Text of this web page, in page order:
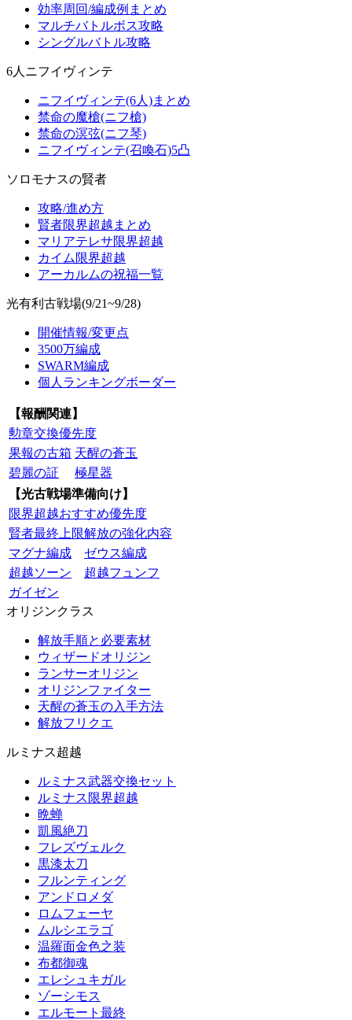
効率周回/編成例まとめ
マルチバトルボス攻略
シングルバトル攻略
6人ニフイヴィンテ
ニフイヴィンテ(6人)まとめ
禁命の魔槍(ニフ槍)
禁命の溟弦(ニフ琴)
ニフイヴィンテ(召喚石)5凸
ソロモナスの賢者
攻略/進め方
賢者限界超越まとめ
マリアテレサ限界超越
カイム限界超越
アーカルムの祝福一覧
光有利古戦場(9/21~9/28)
開催情報/変更点
3500万編成
SWARM編成
個人ランキングボーダー
【報酬関連】
勲章交換優先度
果報の古箱 天醒の蒼玉
碧麗の証
極星器
【光古戦場準備向け】
限界超越おすすめ優先度
賢者最終上限解放の強化内容
マグナ編成
ゼウス編成
超越ソーン
超越フュンフ
ガイゼン
オリジンクラス
解放手順と必要素材
ウィザードオリジン
ランサーオリジン
オリジンファイター
天醒の蒼玉の入手方法
解放フリクエ
ルミナス超越
ルミナス武器交換セット
ルミナス限界超越
晩蝉
凱風絶刀
フレズヴェルク
黒漆太刀
フルンティング
アンドロメダ
ロムフェーヤ
ムルシエラゴ
温羅面金色之装
布都御魂
エレシュキガル
ゾーシモス
エルモート最終